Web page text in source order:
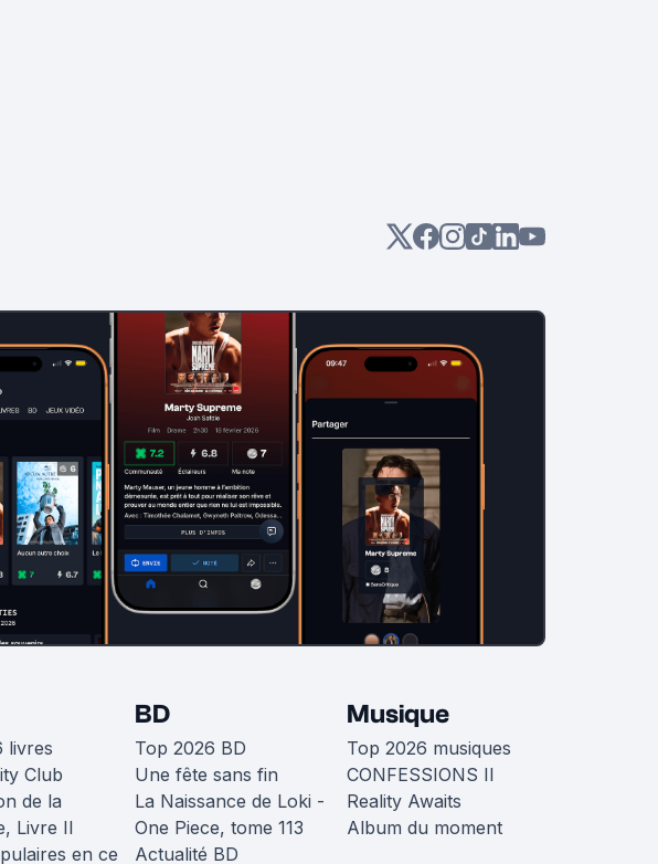
livres
Club
de la
Livre II
en ce
BD
Top 2026 BD
Une fête sans fin
La Naissance de Loki -
One Piece, tome 113
Actualité BD
Musique
Top 2026 musiques
CONFESSIONS II
Reality Awaits
Album du moment